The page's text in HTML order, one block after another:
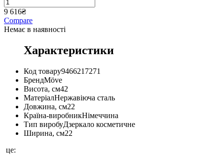
9 616₴
Compare
Немає в наявності
Характеристики
Код товару9466217271
БрендMöve
Висота, см42
МатеріалНержавіюча сталь
Довжина, см22
Країна-виробникНімеччина
Тип виробуДзеркало косметичне
Ширина, см22
це: